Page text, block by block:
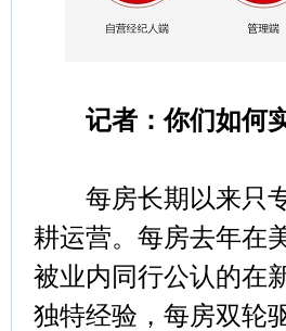
记者：你们如何实
每房长期以来只专
耕运营。每房去年在
被业内同行公认的在
独特经验，每房双轮